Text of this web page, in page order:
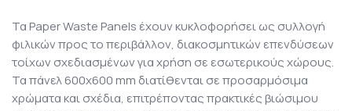
Τα Paper Waste Panels έχουν κυκλοφορήσει ως συλλογή
φιλικών προς το περιβάλλον, διακοσμητικών επενδύσεων
τοίχων σχεδιασμένων για χρήση σε εσωτερικούς χώρους.
Τα πάνελ 600x600 mm διατίθενται σε προσαρμόσιμα
χρώματα και σχέδια, επιτρέποντας πρακτικές βιώσιμου